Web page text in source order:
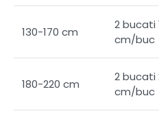
130-170 cm
2 bucati
cm/buc
180-220 cm
2 bucati
cm/buc